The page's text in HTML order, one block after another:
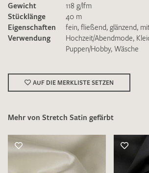
Ich bin damit einverstanden, dass meine
zur Beantwortung meiner
DieDatenschutzbestimmungenhabe
genommen und akzeptiere diese.
MUSTERANFRAGE SENDEN
Gewicht
118 g/lfm
Stücklänge
40 m
Eigenschaften
fein, fließend, glänzend,
Verwendung
Hochzeit/Abendmode,
Puppen/Hobby, Wäsche
AUF DIE MERKLISTE SETZEN
Mehr von Stretch Satin gefärbt